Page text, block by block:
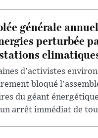
générale
perturbée
d'activistes
bloqué
du géant
arrêt immédiat de